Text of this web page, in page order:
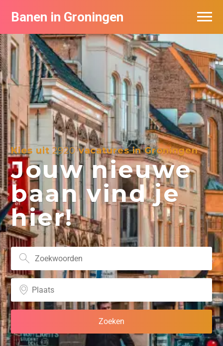
Banen in Groningen
Kies uit2920vacatures in Groningen
Jouw nieuwe
baan vind je
hier!
Vacatures per bedrijf
De populairste vacatures in Groningen
Nieuwsbrief feed